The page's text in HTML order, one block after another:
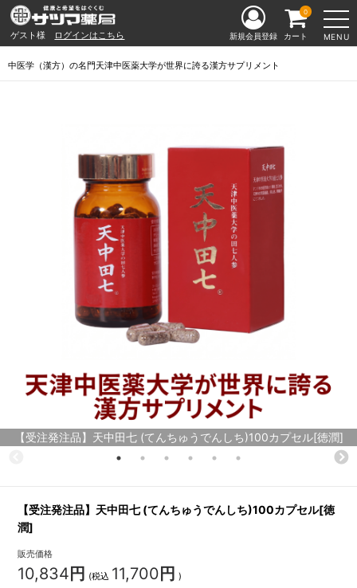
ゲスト様 ログインはこちら MENU
新規会員登録 カート
0
中医学（漢方）の名門天津中医薬大学が世界に誇る漢方サプリメント
【受注発注品】天中田七 (てんちゅうでんしち)100カプセル[徳潤]
【受注発注品】天中田七 (てんちゅうでんしち)100カプセル[徳
潤]
販売価格
10,834 円 (税込 11,700 円 )